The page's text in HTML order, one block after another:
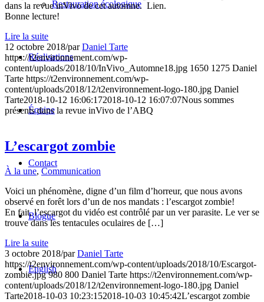
Restauration écologique
Réalisations
Équipe
Contact
Blogue
English
dans la revue inVivo de cet automne. Lien.
Bonne lecture!
Lire la suite
12 octobre 2018/parDaniel Tarte
https://t2environnement.com/wp-
content/uploads/2018/10/InVivo_Automne18.jpg 1650 1275 Daniel
Tarte https://t2environnement.com/wp-
content/uploads/2018/12/t2environnement-logo-180.jpg Daniel
Tarte2018-10-12 16:06:172018-10-12 16:07:07Nous sommes
présents dans la revue inVivo de l’ABQ
L’escargot zombie
À la une, Communication
Voici un phénomène, digne d’un film d’horreur, que nous avons
observé en forêt lors d’un de nos mandats : l’escargot zombie!
En fait, l’escargot du vidéo est contrôlé par un ver parasite. Le ver se
trouve dans les tentacules oculaires de […]
Lire la suite
3 octobre 2018/parDaniel Tarte
https://t2environnement.com/wp-content/uploads/2018/10/Escargot-
zombie.jpg 980 800 Daniel Tarte https://t2environnement.com/wp-
content/uploads/2018/12/t2environnement-logo-180.jpg Daniel
Tarte2018-10-03 10:23:152018-10-03 10:45:42L’escargot zombie